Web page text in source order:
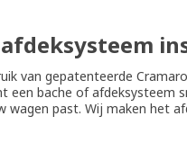
van gepatenteerde
een bache of afdeksysteem
wagen past. Wij maken het